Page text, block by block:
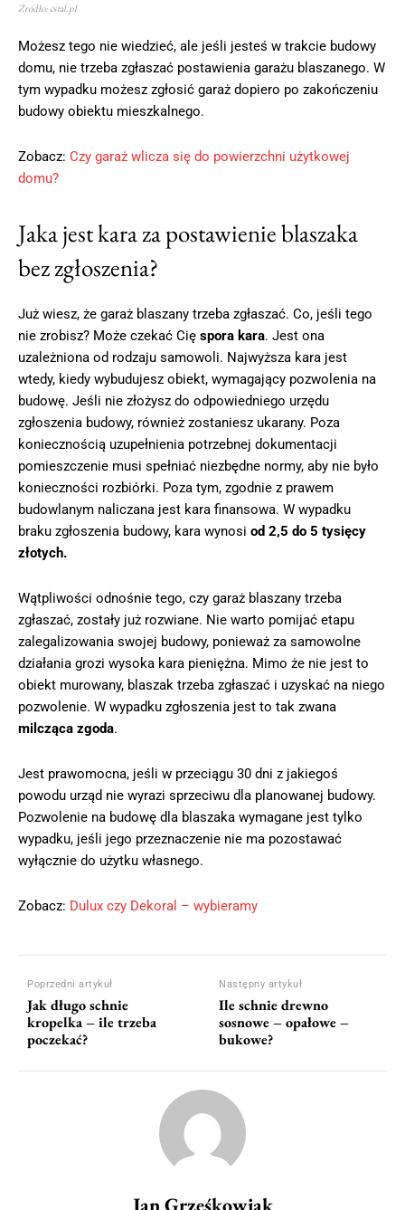
Źródło: cstal.pl
Możesz tego nie wiedzieć, ale jeśli jesteś w trakcie budowy
domu, nie trzeba zgłaszać postawienia garażu blaszanego. W
tym wypadku możesz zgłosić garaż dopiero po zakończeniu
budowy obiektu mieszkalnego.
Zobacz: Czy garaż wlicza się do powierzchni użytkowej
domu?
Jaka jest kara za postawienie blaszaka
bez zgłoszenia?
Już wiesz, że garaż blaszany trzeba zgłaszać. Co, jeśli tego
nie zrobisz? Może czekać Cię spora kara. Jest ona
uzależniona od rodzaju samowoli. Najwyższa kara jest
wtedy, kiedy wybudujesz obiekt, wymagający pozwolenia na
budowę. Jeśli nie złożysz do odpowiedniego urzędu
zgłoszenia budowy, również zostaniesz ukarany. Poza
koniecznością uzupełnienia potrzebnej dokumentacji
pomieszczenie musi spełniać niezbędne normy, aby nie było
konieczności rozbiórki. Poza tym, zgodnie z prawem
budowlanym naliczana jest kara finansowa. W wypadku
braku zgłoszenia budowy, kara wynosi od 2,5 do 5 tysięcy
złotych.
Wątpliwości odnośnie tego, czy garaż blaszany trzeba
zgłaszać, zostały już rozwiane. Nie warto pomijać etapu
zalegalizowania swojej budowy, ponieważ za samowolne
działania grozi wysoka kara pieniężna. Mimo że nie jest to
obiekt murowany, blaszak trzeba zgłaszać i uzyskać na niego
pozwolenie. W wypadku zgłoszenia jest to tak zwana
milcząca zgoda.
Jest prawomocna, jeśli w przeciągu 30 dni z jakiegoś
powodu urząd nie wyrazi sprzeciwu dla planowanej budowy.
Pozwolenie na budowę dla blaszaka wymagane jest tylko
wypadku, jeśli jego przeznaczenie nie ma pozostawać
wyłącznie do użytku własnego.
Zobacz: Dulux czy Dekoral – wybieramy
Poprzedni artykuł
Jak długo schnie
kropelka – ile trzeba
poczekać?
Następny artykuł
Ile schnie drewno
sosnowe – opałowe –
bukowe?